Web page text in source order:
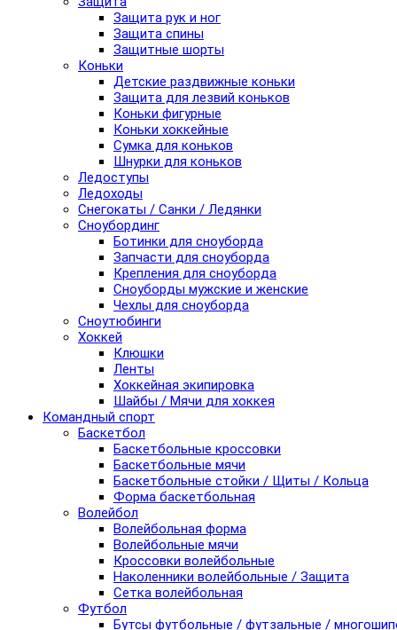
Защита рук и ног
Защита спины
Защитные шорты
Коньки
Детские раздвижные коньки
Защита для лезвий коньков
Коньки фигурные
Коньки хоккейные
Сумка для коньков
Шнурки для коньков
Ледоступы
Ледоходы
Снегокаты / Санки / Ледянки
Сноубординг
Ботинки для сноуборда
Запчасти для сноуборда
Крепления для сноуборда
Сноуборды мужские и женские
Чехлы для сноуборда
Сноутюбинги
Хоккей
Клюшки
Ленты
Хоккейная экипировка
Шайбы / Мячи для хоккея
Командный спорт
Баскетбол
Баскетбольные кроссовки
Баскетбольные мячи
Баскетбольные стойки / Щиты / Кольца
Форма баскетбольная
Волейбол
Волейбольная форма
Волейбольные мячи
Кроссовки волейбольные
Наколенники волейбольные / Защита
Сетка волейбольная
Футбол
Бутсы футбольные / футзальные /